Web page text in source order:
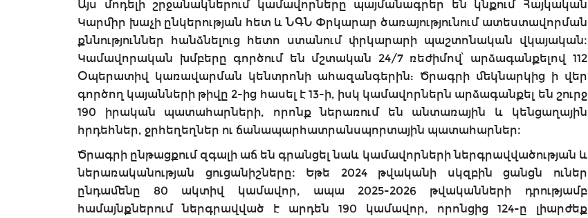
Այս մոդելի շրջանակներում կամավորները պայմանագրեր են կնքում Հայկական
Կարմիր խաչի ընկերության հետ և ՆԳՆ Փրկարար ծառայությունում ատեստավորման
քննություններ հանձնելուց հետո ստանում փրկարարի պաշտոնական վկայական։
Կամավորական խմբերը գործում են մշտական 24/7 ռեժիմով՝ արձագանքելով 112
Օպերատիվ կառավարման կենտրոնի ահազանգերին: Ծրագրի մեկնարկից ի վեր
գործող կայանների թիվը 2-ից հասել է 13-ի, իսկ կամավորներն արձագանքել են շուրջ
190 իրական պատահարների, որոնք ներառում են անտառային և կենցաղային
հրդեհներ, ջրհեղեղներ ու ճանապարհատրանսպորտային պատահարներ։
Ծրագրի ընթացքում զգալի աճ են գրանցել նաև կամավորների ներգրավվածության և
ներառականության ցուցանիշները։ Եթե 2024 թվականի սկզբին ցանցն ուներ
ընդամենը 80 ակտիվ կամավոր, ապա 2025-2026 թվականների դրությամբ
համայնքներում ներգրավված է արդեն 190 կամավոր, որոնցից 124-ը լիարժեք